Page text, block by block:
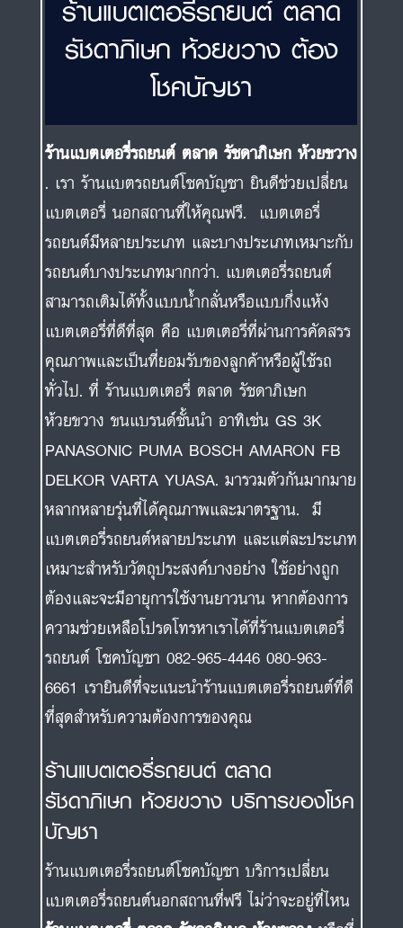
ร้านแบตเตอรี่รถยนต์ ตลาด
รัชดาภิเษก ห้วยขวาง ต้อง
โชคบัญชา
ร้านแบตเตอรี่รถยนต์ ตลาด รัชดาภิเษก ห้วยขวาง
. เรา ร้านแบตรถยนต์โชคบัญชา ยินดีช่วยเปลี่ยน
แบตเตอรี่ นอกสถานที่ให้คุณฟรี. แบตเตอรี่
รถยนต์มีหลายประเภท และบางประเภทเหมาะกับ
รถยนต์บางประเภทมากกว่า. แบตเตอรี่รถยนต์
สามารถเติมได้ทั้งแบบน้ำกลั่นหรือแบบกึ่งแห้ง
แบตเตอรี่ที่ดีที่สุด คือ แบตเตอรี่ที่ผ่านการคัดสรร
คุณภาพและเป็นที่ยอมรับของลูกค้าหรือผู้ใช้รถ
ทั่วไป. ที่ ร้านแบตเตอรี่ ตลาด รัชดาภิเษก
ห้วยขวาง ขนแบรนด์ชั้นนำ อาทิเช่น GS 3K
PANASONIC PUMA BOSCH AMARON FB
DELKOR VARTA YUASA. มารวมตัวกันมากมาย
หลากหลายรุ่นที่ได้คุณภาพและมาตรฐาน. มี
แบตเตอรี่รถยนต์หลายประเภท และแต่ละประเภท
เหมาะสำหรับวัตถุประสงค์บางอย่าง ใช้อย่างถูก
ต้องและจะมีอายุการใช้งานยาวนาน หากต้องการ
ความช่วยเหลือโปรดโทรหาเราได้ที่ร้านแบตเตอรี่
รถยนต์ โชคบัญชา 082-965-4446 080-963-
6661 เรายินดีที่จะแนะนำร้านแบตเตอรี่รถยนต์ที่ดี
ที่สุดสำหรับความต้องการของคุณ
ร้านแบตเตอรี่รถยนต์ ตลาด
รัชดาภิเษก ห้วยขวาง บริการของโชค
บัญชา
ร้านแบตเตอรี่รถยนต์โชคบัญชา บริการเปลี่ยน
แบตเตอรี่รถยนต์นอกสถานที่ฟรี ไม่ว่าจะอยู่ที่ไหน